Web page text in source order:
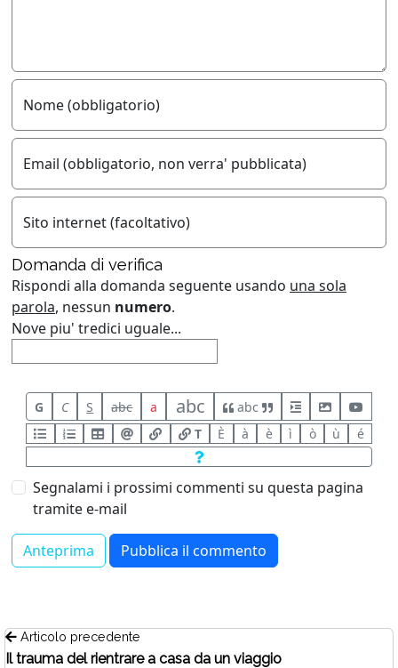
Nome (obbligatorio)
Email (obbligatorio, non verra' pubblicata)
Sito internet (facoltativo)
Domanda di verifica
Rispondi alla domanda seguente usando una sola
parola, nessun numero.
Nove piu' tredici uguale...
G C S abc a abc
abc
T
È à è ì ò ù é
Segnalami i prossimi commenti su questa pagina
tramite e-mail
Articolo precedente
Il trauma del rientrare a casa da un viaggio